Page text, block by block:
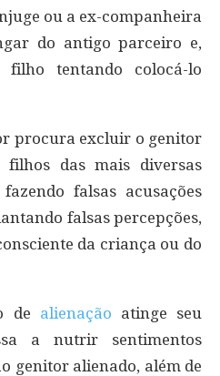
ou a ex-companheira
do antigo parceiro e,
tentando colocá-lo
procura excluir o genitor
das mais diversas
falsas acusações
falsas percepções,
da criança ou do
de alienação atinge seu
a nutrir sentimentos
genitor alienado, além de